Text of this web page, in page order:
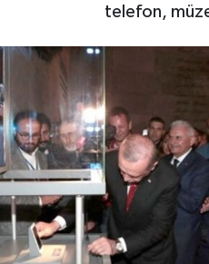
telefon,